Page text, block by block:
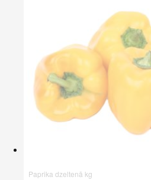
Paprika dzeltenā kg